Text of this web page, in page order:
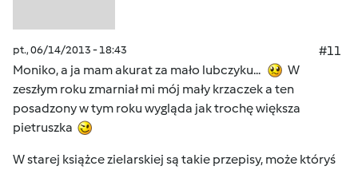
pt., 06/14/2013 - 18:43
#11
Moniko, a ja mam akurat za mało lubczyku...
W
zeszłym roku zmarniał mi mój mały krzaczek a ten
posadzony w tym roku wygląda jak trochę większa
pietruszka
W starej książce zielarskiej są takie przepisy, może któryś